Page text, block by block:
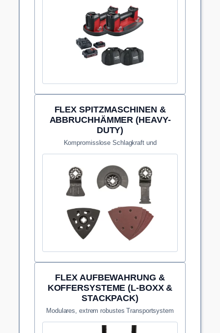
FLEX SPITZMASCHINEN &
ABBRUCHHÄMMER (HEAVY-
DUTY)
Kompromisslose Schlagkraft und
FLEX AUFBEWAHRUNG &
KOFFERSYSTEME (L-BOXX &
STACKPACK)
Modulares, extrem robustes Transportsystem
Maschinen.